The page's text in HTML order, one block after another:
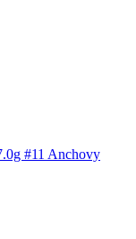
#11 Anchovy